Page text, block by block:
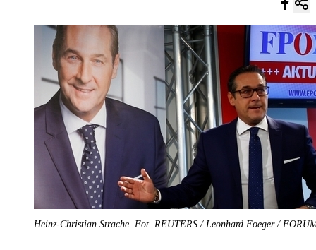
Heinz-Christian Strache. Fot. REUTERS / Leonhard Foeger /